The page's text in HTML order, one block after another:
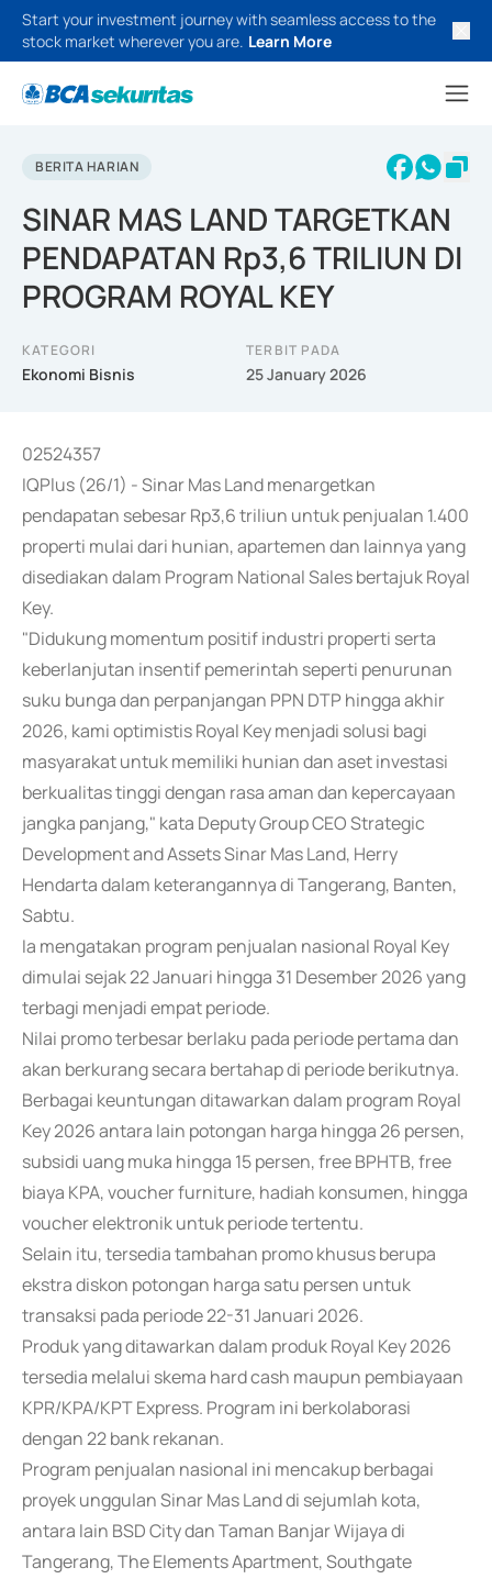
Start your investment journey with seamless access to the
stock market wherever you are. Learn More
BERITA HARIAN
SINAR MAS LAND TARGETKAN
PENDAPATAN Rp3,6 TRILIUN DI
PROGRAM ROYAL KEY
KATEGORI
Ekonomi Bisnis
TERBIT PADA
25 January 2026
02524357
IQPlus (26/1) - Sinar Mas Land menargetkan
pendapatan sebesar Rp3,6 triliun untuk penjualan 1.400
properti mulai dari hunian, apartemen dan lainnya yang
disediakan dalam Program National Sales bertajuk Royal
Key.
"Didukung momentum positif industri properti serta
keberlanjutan insentif pemerintah seperti penurunan
suku bunga dan perpanjangan PPN DTP hingga akhir
2026, kami optimistis Royal Key menjadi solusi bagi
masyarakat untuk memiliki hunian dan aset investasi
berkualitas tinggi dengan rasa aman dan kepercayaan
jangka panjang," kata Deputy Group CEO Strategic
Development and Assets Sinar Mas Land, Herry
Hendarta dalam keterangannya di Tangerang, Banten,
Sabtu.
Ia mengatakan program penjualan nasional Royal Key
dimulai sejak 22 Januari hingga 31 Desember 2026 yang
terbagi menjadi empat periode.
Nilai promo terbesar berlaku pada periode pertama dan
akan berkurang secara bertahap di periode berikutnya.
Berbagai keuntungan ditawarkan dalam program Royal
Key 2026 antara lain potongan harga hingga 26 persen,
subsidi uang muka hingga 15 persen, free BPHTB, free
biaya KPA, voucher furniture, hadiah konsumen, hingga
voucher elektronik untuk periode tertentu.
Selain itu, tersedia tambahan promo khusus berupa
ekstra diskon potongan harga satu persen untuk
transaksi pada periode 22-31 Januari 2026.
Produk yang ditawarkan dalam produk Royal Key 2026
tersedia melalui skema hard cash maupun pembiayaan
KPR/KPA/KPT Express. Program ini berkolaborasi
dengan 22 bank rekanan.
Program penjualan nasional ini mencakup berbagai
proyek unggulan Sinar Mas Land di sejumlah kota,
antara lain BSD City dan Taman Banjar Wijaya di
Tangerang, The Elements Apartment, Southgate